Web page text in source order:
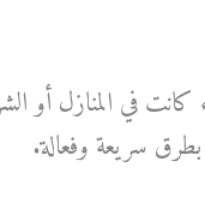
في المنازل أو
بطرق سريعة وفعالة.